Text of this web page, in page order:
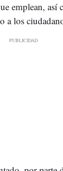
emplean, así
a los